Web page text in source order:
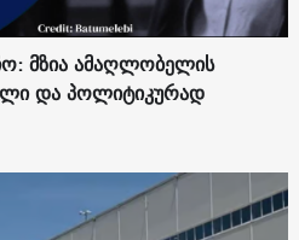
მზია ამაღლობელის
და პოლიტიკურად